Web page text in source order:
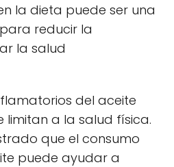
la dieta puede ser una
reducir la
la salud
del aceite
limitan a la salud física.
que el consumo
puede ayudar a